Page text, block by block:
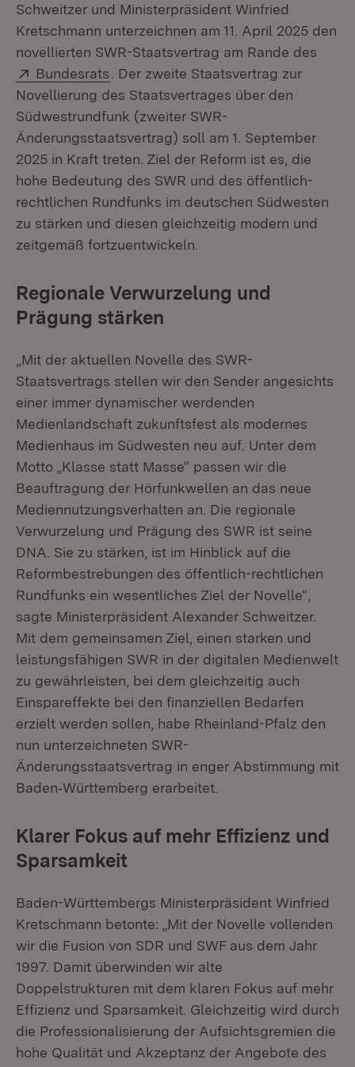
Schweitzer und Ministerpräsident Winfried
Kretschmann unterzeichnen am 11. April 2025 den
novellierten SWR-Staatsvertrag am Rande des
Extern:
Bundesrats (Öffnet in neuem Fenster)
. Der zweite Staatsvertrag zur
Novellierung des Staatsvertrages über den
Südwestrundfunk (zweiter SWR-
Änderungsstaatsvertrag) soll am 1. September
2025 in Kraft treten. Ziel der Reform ist es, die
hohe Bedeutung des SWR und des öffentlich-
rechtlichen Rundfunks im deutschen Südwesten
zu stärken und diesen gleichzeitig modern und
zeitgemäß fortzuentwickeln.
Regionale Verwurzelung und
Prägung stärken
„Mit der aktuellen Novelle des SWR-
Staatsvertrags stellen wir den Sender angesichts
einer immer dynamischer werdenden
Medienlandschaft zukunftsfest als modernes
Medienhaus im Südwesten neu auf. Unter dem
Motto „Klasse statt Masse“ passen wir die
Beauftragung der Hörfunkwellen an das neue
Mediennutzungsverhalten an. Die regionale
Verwurzelung und Prägung des SWR ist seine
DNA. Sie zu stärken, ist im Hinblick auf die
Reformbestrebungen des öffentlich-rechtlichen
Rundfunks ein wesentliches Ziel der Novelle“,
sagte Ministerpräsident Alexander Schweitzer.
Mit dem gemeinsamen Ziel, einen starken und
leistungsfähigen SWR in der digitalen Medienwelt
zu gewährleisten, bei dem gleichzeitig auch
Einspareffekte bei den finanziellen Bedarfen
erzielt werden sollen, habe Rheinland-Pfalz den
nun unterzeichneten SWR-
Änderungsstaatsvertrag in enger Abstimmung mit
Baden‑Württemberg erarbeitet.
Klarer Fokus auf mehr Effizienz und
Sparsamkeit
Baden-Württembergs Ministerpräsident Winfried
Kretschmann betonte: „Mit der Novelle vollenden
wir die Fusion von SDR und SWF aus dem Jahr
1997. Damit überwinden wir alte
Doppelstrukturen mit dem klaren Fokus auf mehr
Effizienz und Sparsamkeit. Gleichzeitig wird durch
die Professionalisierung der Aufsichtsgremien die
hohe Qualität und Akzeptanz der Angebote des